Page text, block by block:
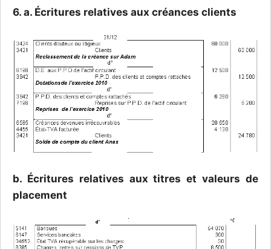
6. a. Écritures relatives aux créances clients
b. Écritures relatives aux titres et valeurs de
placement